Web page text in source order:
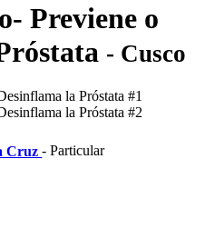
Previene o
- Cusco
Cruz- Particular